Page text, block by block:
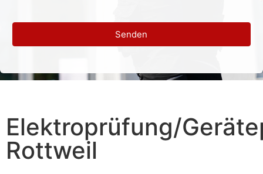
Senden
Elektroprüfung/
Rottweil